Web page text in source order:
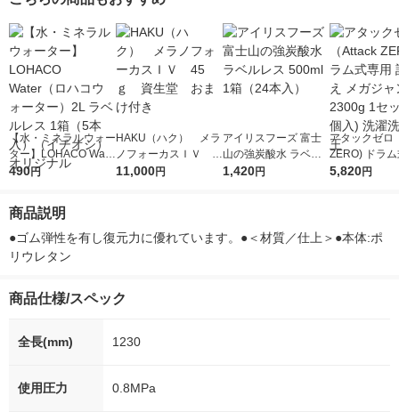
【水・ミネラルウォー
ター】LOHACO Wate
r（ロハコウォータ
シ） オリジナル
490円
HAKU（ハク） メラ
ノフォーカスＩＶ 4
5ｇ 資生堂 おまけ
11,000円
アイリスフーズ 富士
山の強炭酸水 ラベル
レス 500ml 1箱（24
1,420円
アタックゼロ
ZERO) ドラ
詰め替え メガ
5,820円
商品説明
●ゴム弾性を有し復元力に優れています。●＜材質／仕上＞●本体:ポ
リウレタン
商品仕様/スペック
全長(mm) 1230
使用圧力 0.8MPa